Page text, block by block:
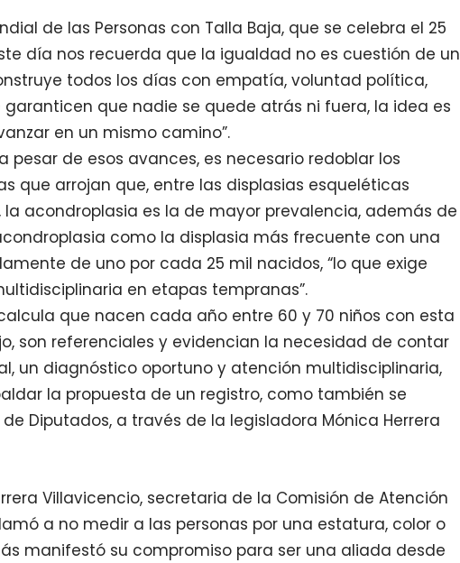
de las Personas con Talla Baja, que se celebra el 25
día nos recuerda que la igualdad no es cuestión de un
todos los días con empatía, voluntad política,
que nadie se quede atrás ni fuera, la idea es
en un mismo camino”.
pesar de esos avances, es necesario redoblar los
que arrojan que, entre las displasias esqueléticas
acondroplasia es la de mayor prevalencia, además de
como la displasia más frecuente con una
de uno por cada 25 mil nacidos, “lo que exige
en etapas tempranas”.
calcula que nacen cada año entre 60 y 70 niños con esta
son referenciales y evidencian la necesidad de contar
un diagnóstico oportuno y atención multidisciplinaria,
la propuesta de un registro, como también se
Diputados, a través de la legisladora Mónica Herrera
Villavicencio, secretaria de la Comisión de Atención
a no medir a las personas por una estatura, color o
manifestó su compromiso para ser una aliada desde